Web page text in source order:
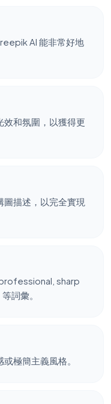
AI 能非常好地
效和氛圍，以獲得更
描述，以完全實現
sharp
詞彙。
極簡主義風格。